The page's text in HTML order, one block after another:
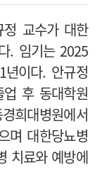
정 교수가 대한
. 임기는 2025
이다. 안규정
후 동대학원
희대병원에서
며 대한당뇨병
치료와 예방에